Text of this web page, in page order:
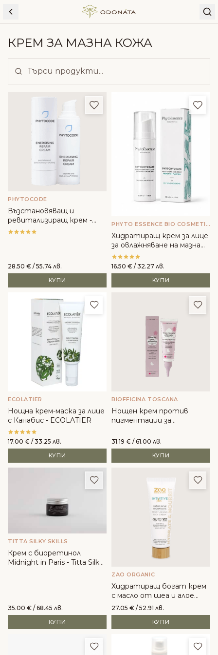
Skip to content
КРЕМ ЗА МАЗНА КОЖА
Добави в любими
PHYTOCODE
Възстановяващ и
ревитализиращ крем -
Phytocode
28.50 € / 55.74 лв.
КУПИ
PHYTO ESSENCE BIO COSMETICS
Хидратиращ крем за лице
за овлажняване на мазна
кожа - PhytoEssenceBio
16.50 € / 32.27 лв.
КУПИ
Добави в любими
ECOLATIER
Нощна крем-маска за лице
с Канабис - ECOLATIER
17.00 € / 33.25 лв.
КУПИ
BIOFFICINA TOSCANA
Нощен крем против
пигментации за
Biofficina Toscаna
31.19 € / 61.00 лв.
КУПИ
Добави в любими
TITTA SILKY SKILLS
Крем с биоретинол
Midnight in Paris - Titta Silky
35.00 € / 68.45 лв.
КУПИ
ZAO ORGANIC
Хидратиращ богат крем
с масло от шеа и алое
вера - Zao Organic
27.05 € / 52.91 лв.
КУПИ
Добави в любими